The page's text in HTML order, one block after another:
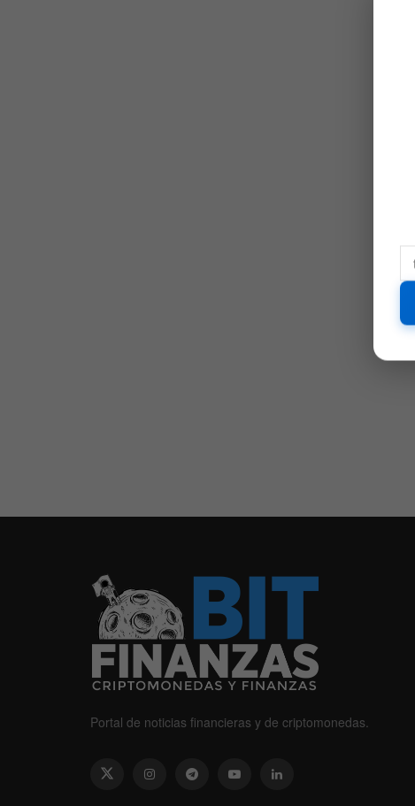
Portal de noticias financieras y de criptomonedas.